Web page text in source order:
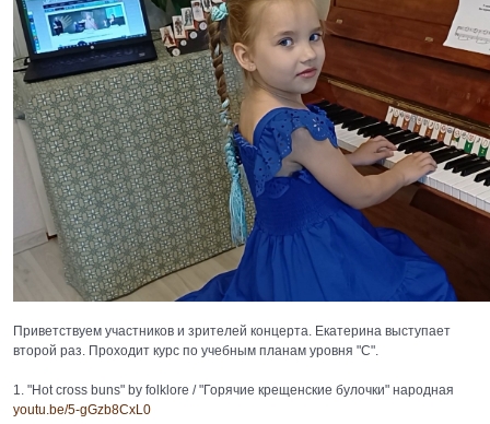
Приветствуем участников и зрителей концерта. Екатерина выступает
второй раз. Проходит курс по учебным планам уровня "С".
1. "Hot cross buns" by folklore / "Горячие крещенские булочки" народная
youtu.be/5-gGzb8CxL0